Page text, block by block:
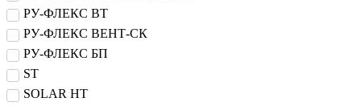
РУ-ФЛЕКС ВТ
РУ-ФЛЕКС ВЕНТ-СК
РУ-ФЛЕКС БП
ST
SOLAR HT